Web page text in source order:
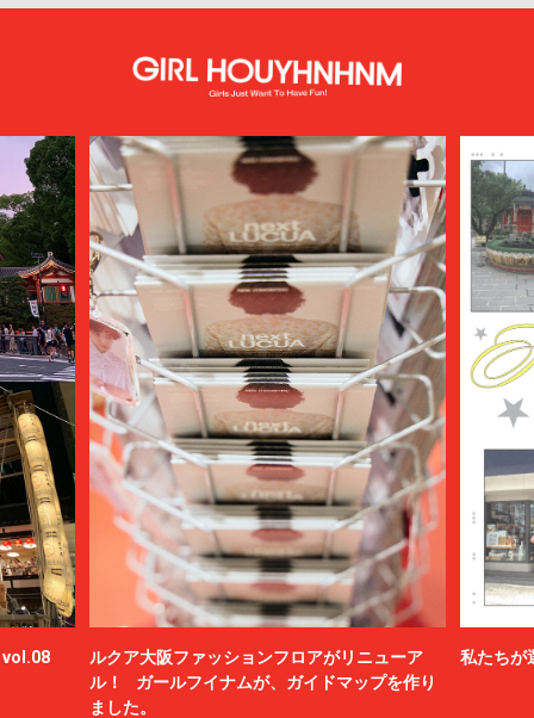
vol.08
ルクア大阪ファッションフロアがリニューア
ル！ ガールフイナムが、ガイドマップを作り
ました。
私たちが